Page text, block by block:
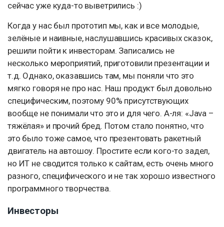
сейчас уже куда-то выветрились :)
Когда у нас был прототип мы, как и все молодые,
зелёные и наивные, наслушавшись красивых сказок,
решили пойти к инвесторам. Записались не
несколько мероприятий, приготовили презентации и
т.д. Однако, оказавшись там, мы поняли что это
мягко говоря не про нас. Наш продукт был довольно
специфическим, поэтому 90% присутствующих
вообще не понимали что это и для чего. А-ля: «Java –
тяжёлая» и прочий бред. Потом стало понятно, что
это было тоже самое, что презентовать ракетный
двигатель на автошоу. Простите если кого-то задел,
но ИТ не сводится только к сайтам, есть очень много
разного, специфического и не так хорошо известного
программного творчества.
Инвесторы